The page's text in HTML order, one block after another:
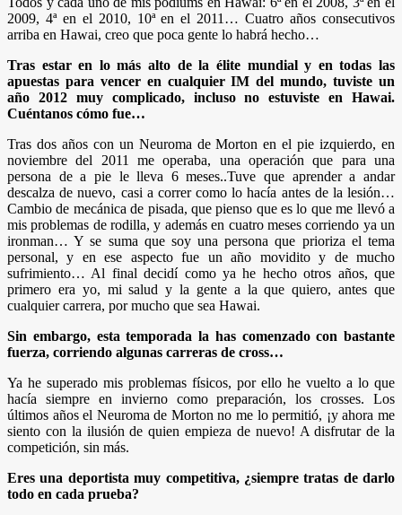
2009, 4ª en el 2010, 10ª en el 2011… Cuatro años consecutivos
arriba en Hawai, creo que poca gente lo habrá hecho…
Tras estar en lo más alto de la élite mundial y en todas las
apuestas para vencer en cualquier IM del mundo, tuviste un
año 2012 muy complicado, incluso no estuviste en Hawai.
Cuéntanos cómo fue…
Tras dos años con un Neuroma de Morton en el pie izquierdo, en
noviembre del 2011 me operaba, una operación que para una
persona de a pie le lleva 6 meses..Tuve que aprender a andar
descalza de nuevo, casi a correr como lo hacía antes de la lesión…
Cambio de mecánica de pisada, que pienso que es lo que me llevó a
mis problemas de rodilla, y además en cuatro meses corriendo ya un
ironman… Y se suma que soy una persona que prioriza el tema
personal, y en ese aspecto fue un año movidito y de mucho
sufrimiento… Al final decidí como ya he hecho otros años, que
primero era yo, mi salud y la gente a la que quiero, antes que
cualquier carrera, por mucho que sea Hawai.
Sin embargo, esta temporada la has comenzado con bastante
fuerza, corriendo algunas carreras de cross…
Ya he superado mis problemas físicos, por ello he vuelto a lo que
hacía siempre en invierno como preparación, los crosses. Los
últimos años el Neuroma de Morton no me lo permitió, ¡y ahora me
siento con la ilusión de quien empieza de nuevo! A disfrutar de la
competición, sin más.
Eres una deportista muy competitiva, ¿siempre tratas de darlo
todo en cada prueba?